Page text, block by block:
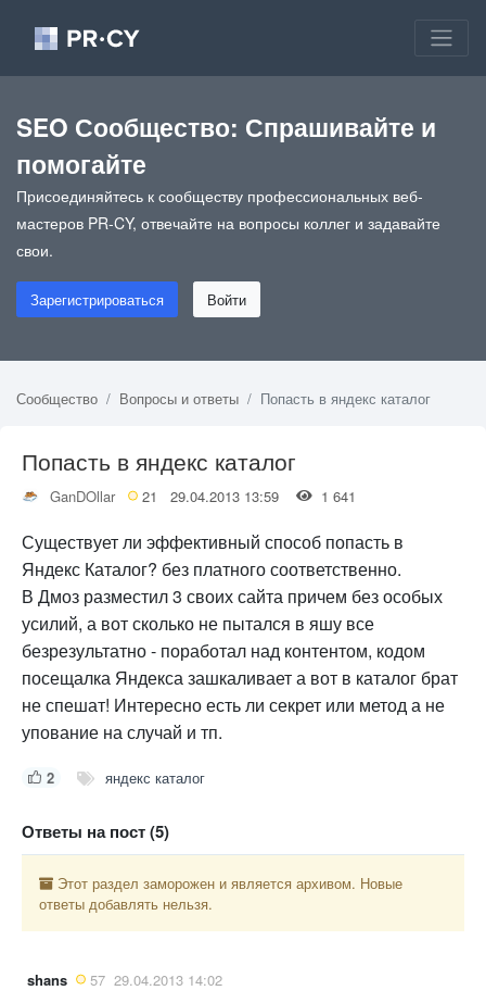
SEO Сообщество: Спрашивайте и
помогайте
Присоединяйтесь к сообществу профессиональных веб-
мастеров PR-CY, отвечайте на вопросы коллег и задавайте
свои.
Зарегистрироваться Войти
Сообщество Вопросы и ответы Попасть в яндекс каталог
Попасть в яндекс каталог
GanDOllar 21 29.04.2013 13:59 1 641
Существует ли эффективный способ попасть в
Яндекс Каталог? без платного соответственно.
В Дмоз разместил 3 своих сайта причем без особых
усилий, а вот сколько не пытался в яшу все
безрезультатно - поработал над контентом, кодом
посещалка Яндекса зашкаливает а вот в каталог брат
не спешат! Интересно есть ли секрет или метод а не
упование на случай и тп.
2 яндекс каталог
Ответы на пост (5)
Этот раздел заморожен и является архивом. Новые
ответы добавлять нельзя.
shans 57 29.04.2013 14:02